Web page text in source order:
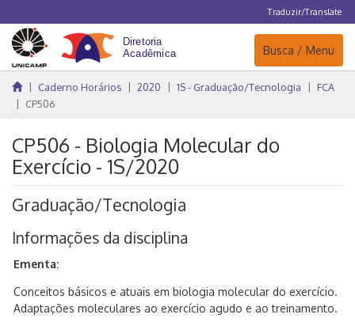
Traduzir/Translate
Navegação
Busca / Menu
Caderno Horários 2020 1S - Graduação/Tecnologia
FCA
CP506
CP506 - Biologia Molecular do
Exercício - 1S/2020
Graduação/Tecnologia
Informações da disciplina
Ementa:
Conceitos básicos e atuais em biologia molecular do exercício.
Adaptações moleculares ao exercício agudo e ao treinamento.